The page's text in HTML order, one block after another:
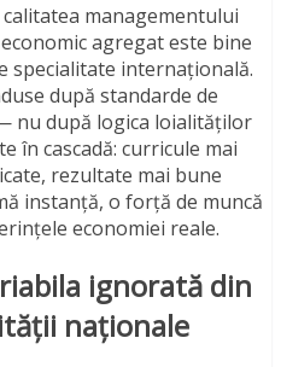
managementului
agregat este bine
specialitate internațională.
după standarde de
nu după logica loialităților
în cascadă: curricule mai
rezultate mai bune
instanță, o forță de muncă
economiei reale.
ignorată din
naționale